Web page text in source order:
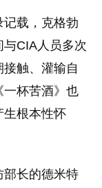
载，克格勃
CIA人员多次
触、灌输自
一杯苦酒》也
生根本性怀
部长的德米特